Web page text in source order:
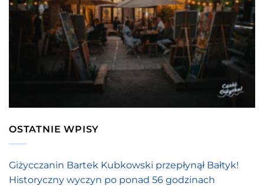
OSTATNIE WPISY
Giżycczanin Bartek Kubkowski przepłynął Bałtyk!
Historyczny wyczyn po ponad 56 godzinach